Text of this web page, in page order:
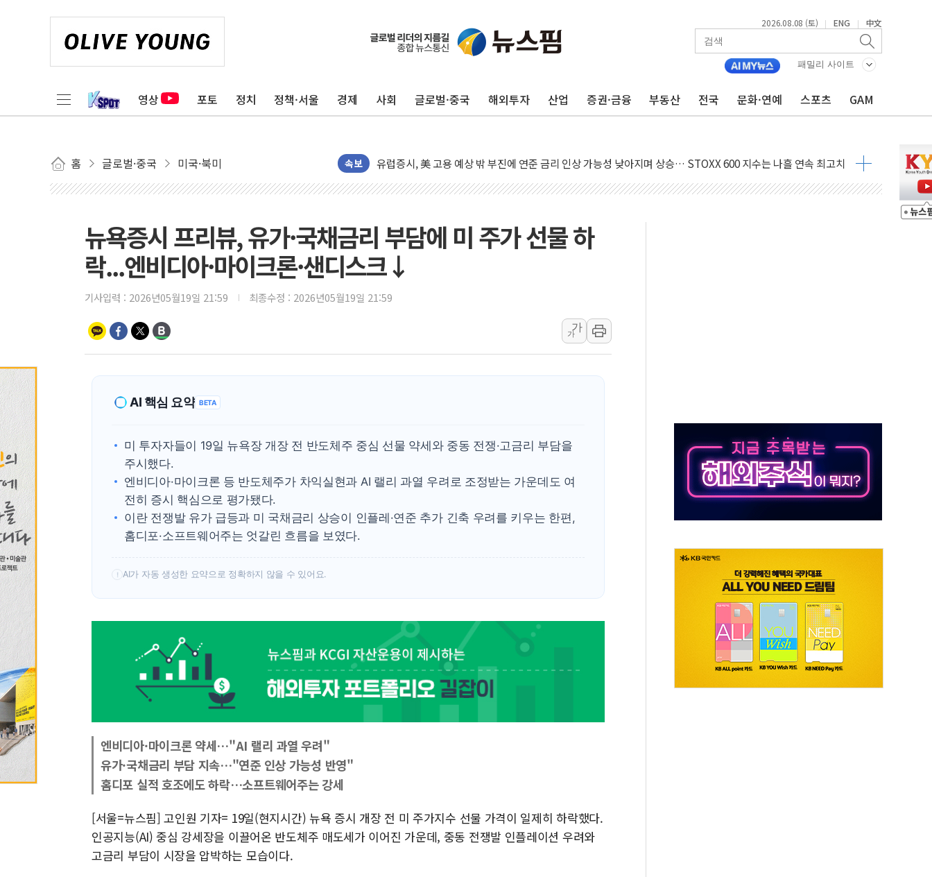
2026.08.08 (토) | ENG | 中文
패밀리 사이트
영상 포토 정치 정책·서울 경제 사회 글로벌·중국 해외투자 산업 증권·금융 부동산 전국 문화·연예 스포츠 GAM
홈 글로벌·중국 미국·북미 속보
뉴욕증시, 고용 쇼크에 금리 인상 우려 후퇴…S&P500 최고치
트럼프, 쿡 연준 이사 해임 재추진…"26일까지 의혹 소명" 요구
미 연준 매파 기세 꺾이나…고용 감소에 9월 동결 전망 우세
[종합] 이슬람 수니파 3국, '공동방위협정' 체결… 이스라엘·이란 위협에 맞설 자체 억지력 강화
美 항소법원, 백악관 무도회장 공사 중단 명령…트럼프 제동
이란 핵심 원유 수출항 '하르그섬', 최근 1주일 이상 '올스톱'… 美 해상봉쇄 영향
美 고용 쇼크에 엔화 장중 급등…시장은 "또 개입했나" 촉각
[종합] 美 7월 고용 2만3000명 감소 '쇼크'…9월 금리 인상 기대 후퇴
[사진] 이슬람 수니파 3개국, 공동방위협정 체결
李 "해남 태양광, 대한민국 다음 100년 밑거름…수도권 집중 완화 전환점"
李 대통령, '6시간 마라톤 부동산 2차 회의' 주재… "전폭적 공급 확대·속도전 총력"
뉴욕증시 프리뷰, 유가·국채금리 부담에 미 주가 선물 하
락...엔비디아·마이크론·샌디스크↓
기사입력 : 2026년05월19일 21:59 최종수정 : 2026년05월19일 21:59
가
가
AI 핵심 요약 BETA
미 투자자들이 19일 뉴욕장 개장 전 반도체주 중심 선물 약세와 중동 전쟁·고금리 부담을
주시했다.
엔비디아·마이크론 등 반도체주가 차익실현과 AI 랠리 과열 우려로 조정받는 가운데도 여
전히 증시 핵심으로 평가됐다.
이란 전쟁발 유가 급등과 미 국채금리 상승이 인플레·연준 추가 긴축 우려를 키우는 한편,
홈디포·소프트웨어주는 엇갈린 흐름을 보였다.
! AI가 자동 생성한 요약으로 정확하지 않을 수 있어요.
엔비디아·마이크론 약세…"AI 랠리 과열 우려"
유가·국채금리 부담 지속…"연준 인상 가능성 반영"
홈디포 실적 호조에도 하락…소프트웨어주는 강세
[서울=뉴스핌] 고인원 기자= 19일(현지시간) 뉴욕 증시 개장 전 미 주가지수 선물 가격이 일제히 하락했다.
인공지능(AI) 중심 강세장을 이끌어온 반도체주 매도세가 이어진 가운데, 중동 전쟁발 인플레이션 우려와
고금리 부담이 시장을 압박하는 모습이다.